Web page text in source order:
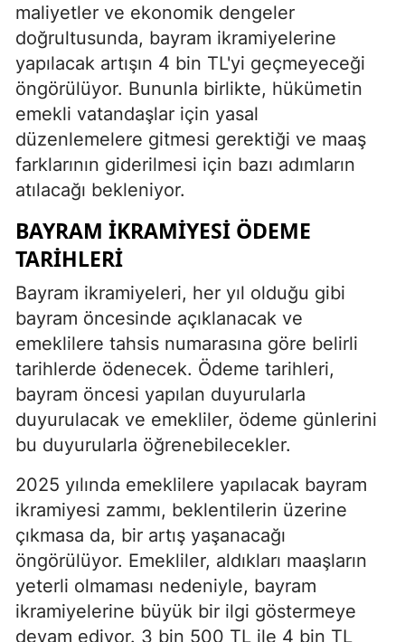
maliyetler ve ekonomik dengeler
doğrultusunda, bayram ikramiyelerine
yapılacak artışın 4 bin TL'yi geçmeyeceği
öngörülüyor. Bununla birlikte, hükümetin
emekli vatandaşlar için yasal
düzenlemelere gitmesi gerektiği ve maaş
farklarının giderilmesi için bazı adımların
atılacağı bekleniyor.
BAYRAM İKRAMIYESI ÖDEME
TARIHLERI
Bayram ikramiyeleri, her yıl olduğu gibi
bayram öncesinde açıklanacak ve
emeklilere tahsis numarasına göre belirli
tarihlerde ödenecek. Ödeme tarihleri,
bayram öncesi yapılan duyurularla
duyurulacak ve emekliler, ödeme günlerini
bu duyurularla öğrenebilecekler.
2025 yılında emeklilere yapılacak bayram
ikramiyesi zammı, beklentilerin üzerine
çıkmasa da, bir artış yaşanacağı
öngörülüyor. Emekliler, aldıkları maaşların
yeterli olmaması nedeniyle, bayram
ikramiyelerine büyük bir ilgi göstermeye
devam ediyor. 3 bin 500 TL ile 4 bin TL